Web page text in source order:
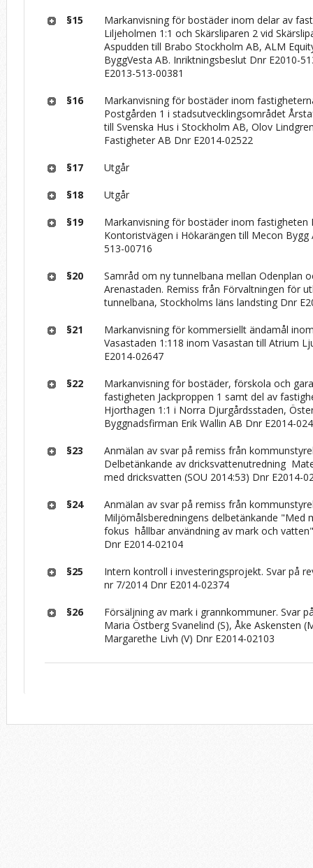
§15
Markanvisning för bostäder inom delar av
Liljeholmen 1:1 och Skärsliparen 2 vid
Aspudden till Brabo Stockholm AB, ALM
ByggVesta AB. Inriktningsbeslut Dnr E2010-
E2013-513-00381
§16
Markanvisning för bostäder inom
Postgården 1 i stadsutvecklingsområdet
till Svenska Hus i Stockholm AB, Olov
Fastigheter AB Dnr E2014-02522
§17 Utgår
§18 Utgår
§19
Markanvisning för bostäder inom fastigheten
Kontoristvägen i Hökarängen till Mecon Bygg
513-00716
§20
Samråd om ny tunnelbana mellan Odenplan
Arenastaden. Remiss från Förvaltningen för
tunnelbana, Stockholms läns landsting Dnr
§21
Markanvisning för kommersiellt ändamål
Vasastaden 1:118 inom Vasastan till Atrium
E2014-02647
§22
Markanvisning för bostäder, förskola och
fastigheten Jackproppen 1 samt del av
Hjorthagen 1:1 i Norra Djurgårdsstaden,
Byggnadsfirman Erik Wallin AB Dnr E2014-
§23
Anmälan av svar på remiss från
Delbetänkande av dricksvattenutredning
med dricksvatten (SOU 2014:53) Dnr E2014-
§24
Anmälan av svar på remiss från
Miljömålsberedningens delbetänkande "Med
fokus ­ hållbar användning av mark och
Dnr E2014-02104
§25
Intern kontroll i investeringsprojekt. Svar på
nr 7/2014 Dnr E2014-02374
§26
Försäljning av mark i grannkommuner. Svar
Maria Östberg Svanelind (S), Åke Askensten
Margarethe Livh (V) Dnr E2014-02103